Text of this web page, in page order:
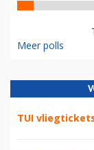
Meer polls
TUI